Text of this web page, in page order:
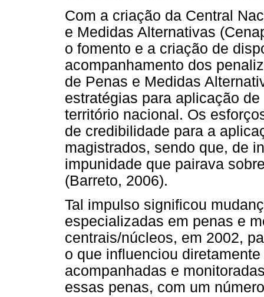
Com a criação da Central
e Medidas Alternativas
o fomento e a criação de
acompanhamento dos
de Penas e Medidas
estratégias para aplicação
território nacional. Os
de credibilidade para a
magistrados, sendo que, de
impunidade que pairava
(Barreto, 2006).
Tal impulso significou
especializadas em penas e
centrais/núcleos, em 2002,
o que influenciou
acompanhadas e
essas penas, com um